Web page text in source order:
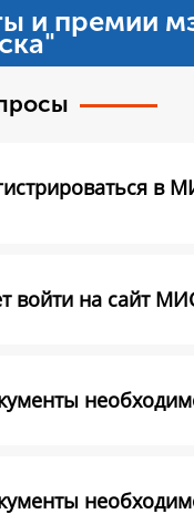
и премии
в
войти на сайт